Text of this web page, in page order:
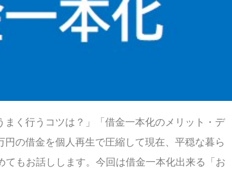
まく行うコツは？」「借金一本化のメリット・デ
円の借金を個人再生で圧縮して現在、平穏な暮ら
てもお話しします。今回は借金一本化出来る「お